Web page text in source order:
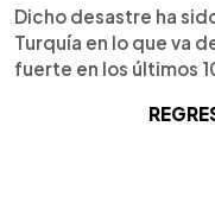
Dicho desastre ha
Turquía en lo que va
fuerte en los últimos